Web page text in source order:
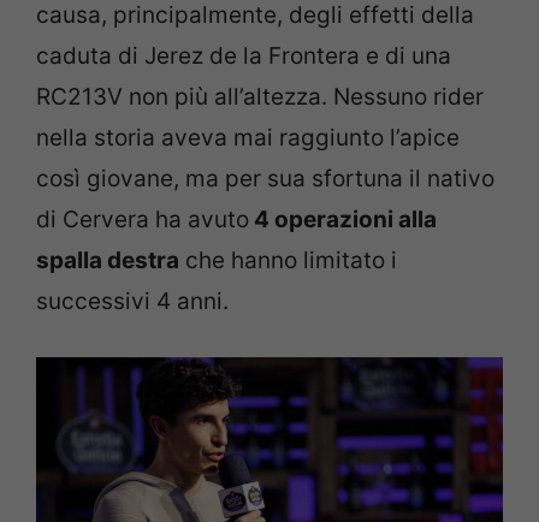
causa, principalmente, degli effetti della
caduta di Jerez de la Frontera e di una
RC213V non più all’altezza. Nessuno rider
nella storia aveva mai raggiunto l’apice
così giovane, ma per sua sfortuna il nativo
di Cervera ha avuto 4 operazioni alla
spalla destra che hanno limitato i
successivi 4 anni.